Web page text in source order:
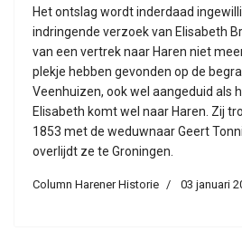
Het ontslag wordt inderdaad
indringende verzoek van Elisabeth
van een vertrek naar Haren niet
plekje hebben gevonden op de
Veenhuizen, ook wel aangeduid als
Elisabeth komt wel naar Haren. Zij
1853 met de weduwnaar Geert
overlijdt ze te Groningen.
Column Harener Historie 03 januari